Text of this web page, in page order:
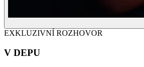
EXKLUZIVNÍ ROZHOVOR
V DEPU